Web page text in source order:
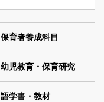
保育者養成科目
幼児教育・保育研究
語学書・教材